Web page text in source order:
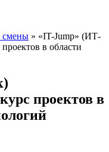
смены » «IT-Jump» (ИТ-
в области
проектов в